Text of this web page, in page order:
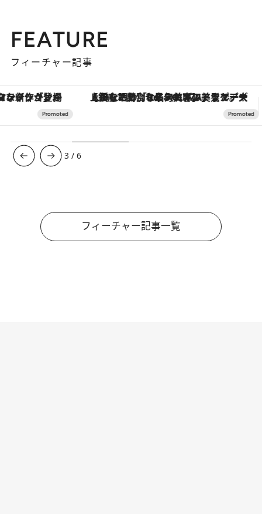
FEATURE
フィーチャー記事
【銀座で出合う最旬美容】美髪ケアや上質な眠り…セルフケアのアップデートから、特別な名入れギフトまで。大人のための「ReFa GINZA」クルーズ
3 /6
フィーチャー記事一覧